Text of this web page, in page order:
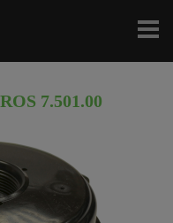
7.501.00